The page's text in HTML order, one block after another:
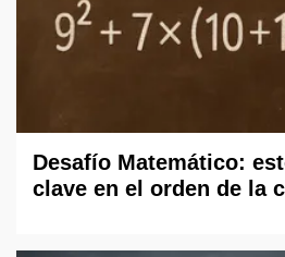
Desafío Matemático:
clave en el orden de la